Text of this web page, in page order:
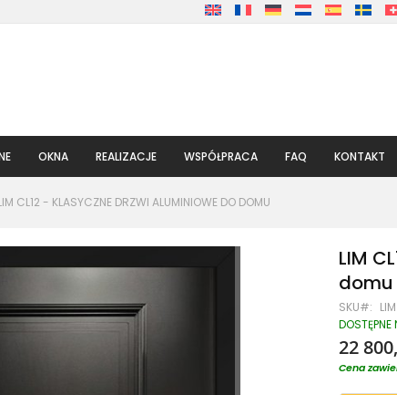
OKNA REALIZACJE WSPÓŁPRACA FAQ KONTAKT
CL12 - KLASYCZNE DRZWI ALUMINIOWE DO DOMU
LIM
domu
SKU
22
Cena